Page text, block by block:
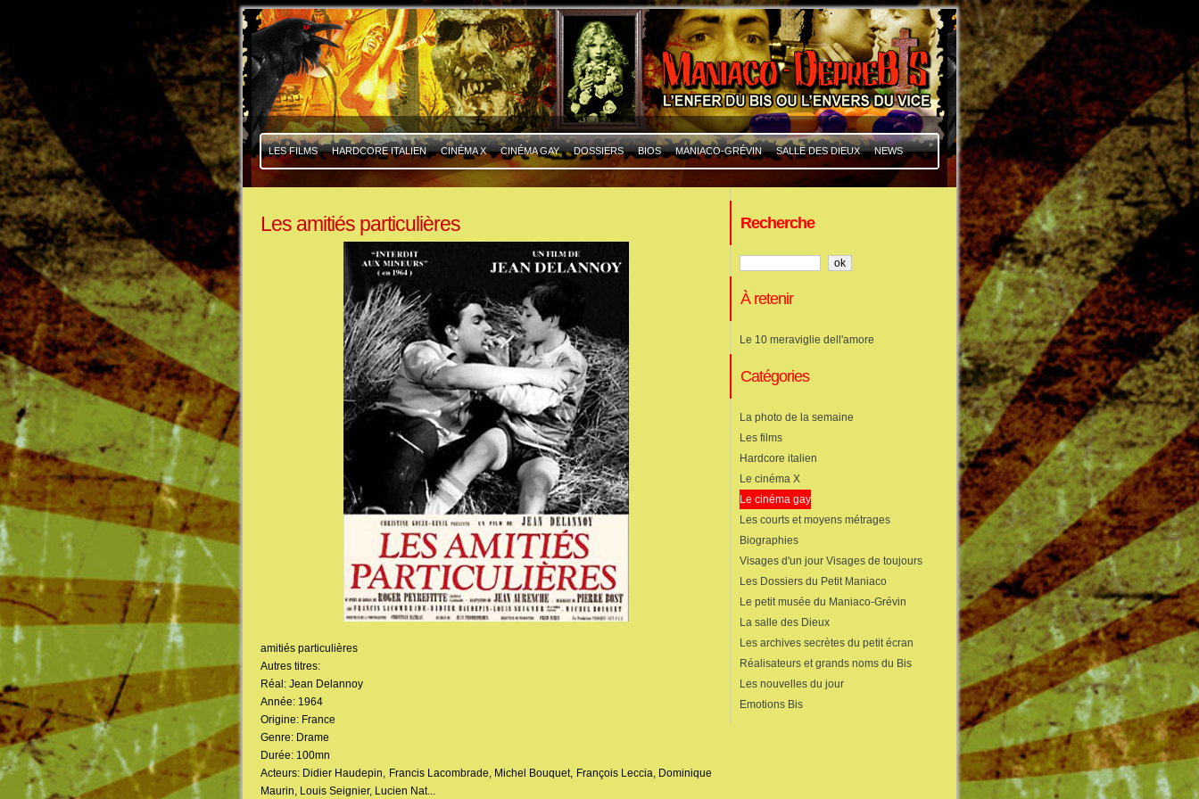
LES FILMS HARDCORE ITALIEN CINÉMA X CINÉMA GAY DOSSIERS BIOS MANIACO-GRÉVIN SALLE DES DIEUX NEWS
Les amitiés particulières
amitiés particulières
Autres titres:
Réal: Jean Delannoy
Année: 1964
Origine: France
Genre: Drame
Durée: 100mn
Acteurs: Didier Haudepin, Francis Lacombrade, Michel Bouquet, François Leccia, Dominique
Maurin, Louis Seignier, Lucien Nat...
Recherche
À retenir
Le 10 meraviglie dell'amore
Catégories
La photo de la semaine
Les films
Hardcore italien
Le cinéma X
Le cinéma gay
Les courts et moyens métrages
Biographies
Visages d'un jour Visages de toujours
Les Dossiers du Petit Maniaco
Le petit musée du Maniaco-Grévin
La salle des Dieux
Les archives secrètes du petit écran
Réalisateurs et grands noms du Bis
Les nouvelles du jour
Emotions Bis